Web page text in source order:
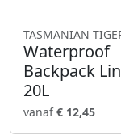
TASMANIAN
Waterproof
Backpack
20L
vanaf€ 12,45